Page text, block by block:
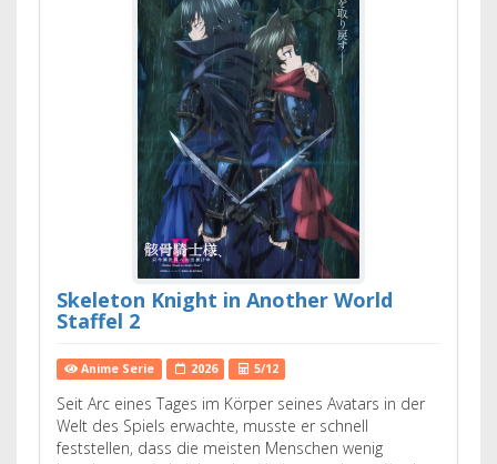
Skeleton Knight in Another World
Staffel 2
Anime Serie 2026 5/12
Seit Arc eines Tages im Körper seines Avatars in der
Welt des Spiels erwachte, musste er schnell
feststellen, dass die meisten Menschen wenig